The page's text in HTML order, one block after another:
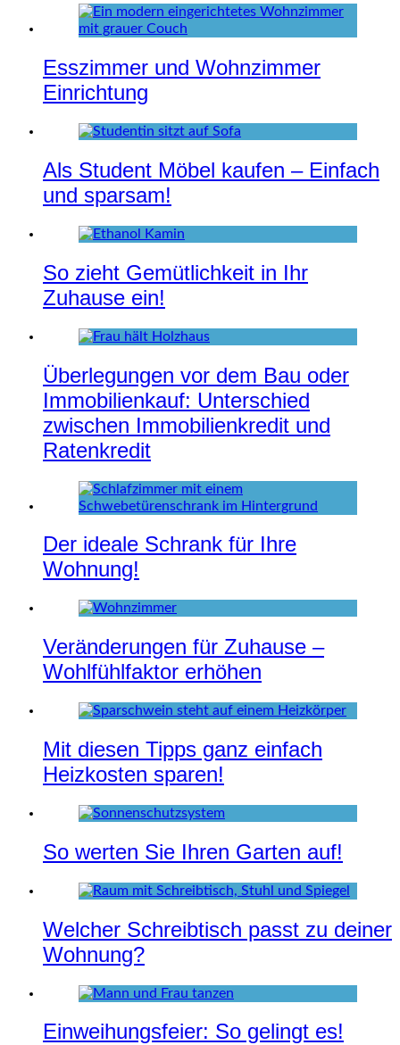
Esszimmer und Wohnzimmer
Einrichtung
Als Student Möbel kaufen – Einfach
und sparsam!
So zieht Gemütlichkeit in Ihr
Zuhause ein!
Überlegungen vor dem Bau oder
Immobilienkauf: Unterschied
zwischen Immobilienkredit und
Ratenkredit
Der ideale Schrank für Ihre
Wohnung!
Veränderungen für Zuhause –
Wohlfühlfaktor erhöhen
Mit diesen Tipps ganz einfach
Heizkosten sparen!
So werten Sie Ihren Garten auf!
Welcher Schreibtisch passt zu deiner
Wohnung?
Einweihungsfeier: So gelingt es!